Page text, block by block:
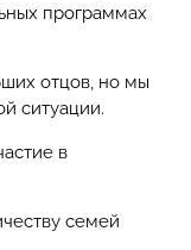
программах
отцов, но мы
ситуации.
в
семей